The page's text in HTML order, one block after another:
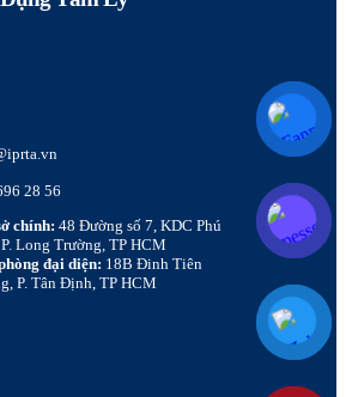
28 56
chính: 48 Đường số 7, KDC Phú
Long Trường, TP HCM
đại diện: 18B Đinh Tiên
P. Tân Định, TP HCM